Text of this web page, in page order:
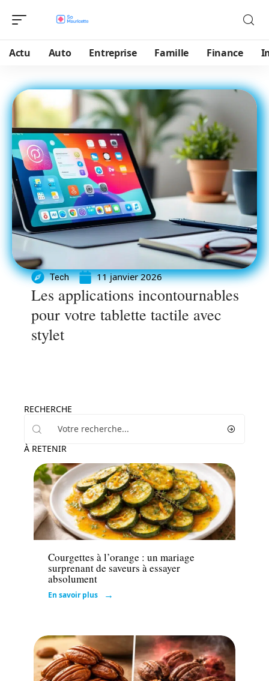
Actu Auto Entreprise Famille Finance
Tech 11 janvier 2026
Les applications incontournables
pour votre tablette tactile avec
stylet
RECHERCHE
À RETENIR
Actu
Courgettes à l’orange : un mariage
surprenant de saveurs à essayer
absolument
En savoir plus